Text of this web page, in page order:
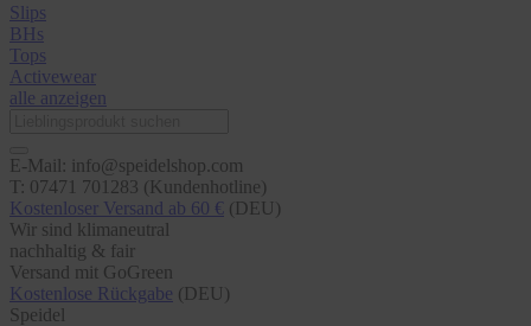
Slips
BHs
Tops
Activewear
alle anzeigen
E-Mail: info@speidelshop.com
T: 07471 701283 (Kundenhotline)
Kostenloser Versand ab 60 € (DEU)
Wir sind klimaneutral
nachhaltig & fair
Versand mit GoGreen
Kostenlose Rückgabe (DEU)
Speidel